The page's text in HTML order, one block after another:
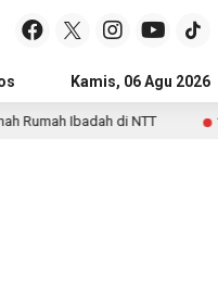
& BudayaKamis, 06 Agu 2026
Ibadah di NTT 1